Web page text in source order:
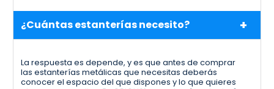
¿Cuántas estanterías necesito?
La respuesta es depende, y es que antes de comprar
las estanterías metálicas que necesitas deberás
conocer el espacio del que dispones y lo que quieres